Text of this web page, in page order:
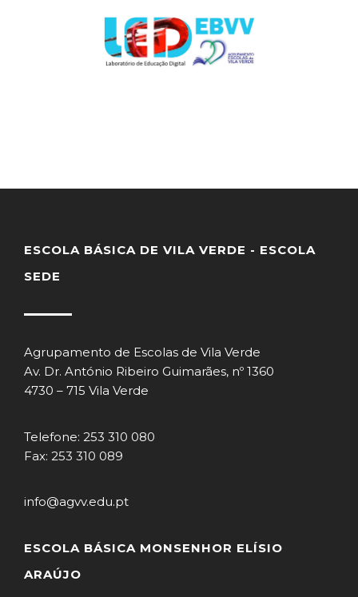
ESCOLA BÁSICA DE VILA VERDE - ESCOLA
SEDE
Agrupamento de Escolas de Vila Verde
Av. Dr. António Ribeiro Guimarães, nº 1360
4730 – 715 Vila Verde
Telefone: 253 310 080
Fax: 253 310 089
info@agvv.edu.pt
ESCOLA BÁSICA MONSENHOR ELÍSIO
ARAÚJO